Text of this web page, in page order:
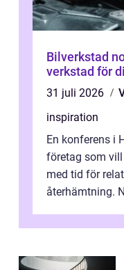
Bilverkstad norrtälje så
verkstad för
31 juli 2026
inspiration
En konferens i
företag som
med tid för
återhämtning.